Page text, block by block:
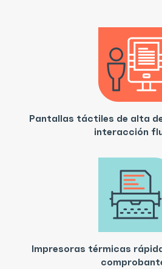
Pantallas táctiles de alta
interacción
Impresoras térmicas